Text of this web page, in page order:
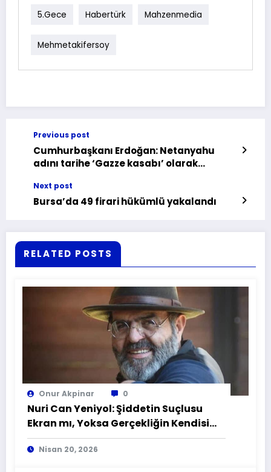
5.gece Habertürk Mahzenmedia
Mehmetakifersoy
Previous post
Cumhurbaşkanı Erdoğan: Netanyahu
adını tarihe ‘Gazze kasabı’ olarak
Next post
Bursa’da 49 firari hükümlü yakalandı
RELATED POSTS
Onur Akpinar 0
Nuri Can Yeniyol: Şiddetin Suçlusu
Ekran mı, Yoksa Gerçekliğin Kendisi
mi?
Nisan 20, 2026